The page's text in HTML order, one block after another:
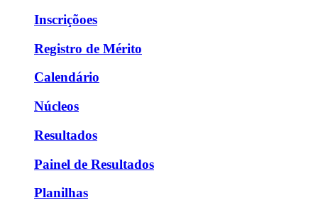
Inscriçõoes
Registro de Mérito
Calendário
Núcleos
Resultados
Painel de Resultados
Planilhas